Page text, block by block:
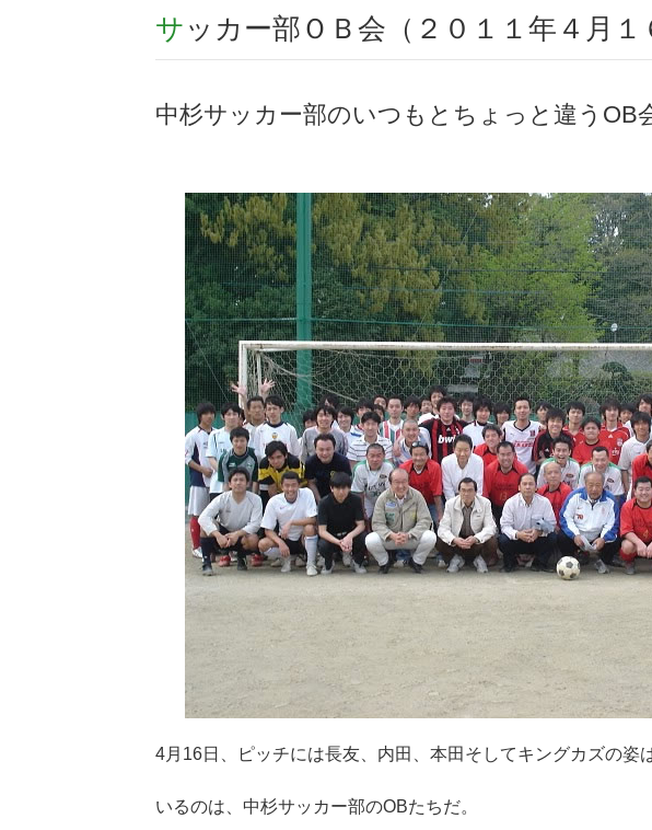
サッカー部ＯＢ会（２０１１年４月１
中杉サッカー部のいつもとちょっと違うOB
4月16日、ピッチには長友、内田、本田そしてキングカズの姿
いるのは、中杉サッカー部のOBたちだ。